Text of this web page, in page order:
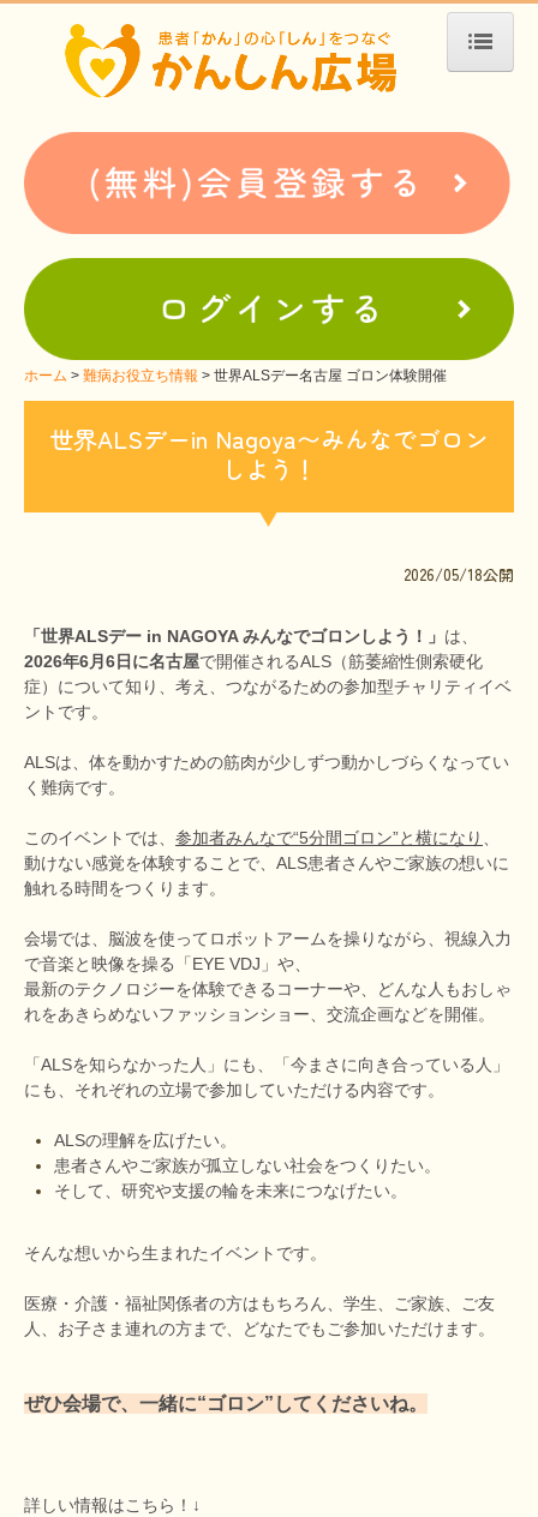
ホーム
患者会・支援団体紹介
疾患別検索
疾患分類検索
支援中ホームページ一例
WEBメディアに関するコラム
生活に関するコラム
就労に関するコラム
難病の日
病気と生きる広場
インタビュー一覧
医療従事者へのインタビュー
患者さんとご家族へのインタビュー
社会保障制度
難病研究班の情報発信
神経免疫班
移行期医療
当サイトについて
会員登録のメリット
お問合せ
ホーム 難病お役立ち情報 世界ALSデー名古屋 ゴロン体験開催
世界ALSデーin Nagoya〜みんなでゴロン
しよう！
2026/05/18公開
「世界ALSデー in NAGOYA みんなでゴロンしよう！」 は、
2026年6月6日に名古屋で開催されるALS（筋萎縮性側索硬化
症）について知り、考え、つながるための参加型チャリティイベ
ントです。
ALSは、体を動かすための筋肉が少しずつ動かしづらくなってい
く難病です。
このイベントでは、 参加者みんなで“5分間ゴロン”と横になり
動けない感覚を体験することで、ALS患者さんやご家族の想いに
触れる時間をつくります。
会場では、脳波を使ってロボットアームを操りながら、視線入力
で音楽と映像を操る「EYE VDJ」や、
最新のテクノロジーを体験できるコーナーや、どんな人もおしゃ
れをあきらめないファッションショー、交流企画などを開催。
「ALSを知らなかった人」にも、「今まさに向き合っている人」
にも、それぞれの立場で参加していただける内容です。
ALSの理解を広げたい。
患者さんやご家族が孤立しない社会をつくりたい。
そして、研究や支援の輪を未来につなげたい。
そんな想いから生まれたイベントです。
医療・介護・福祉関係者の方はもちろん、学生、ご家族、ご友
人、お子さま連れの方まで、どなたでもご参加いただけます。
ぜひ会場で、一緒に“ゴロン”してくださいね。
詳しい情報はこちら！↓